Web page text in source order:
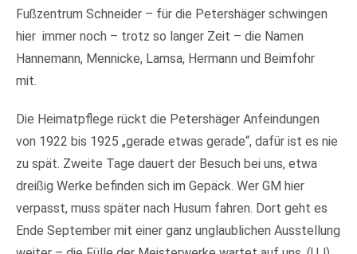
Fußzentrum Schneider – für die Petershäger schwingen
hier immer noch – trotz so langer Zeit – die Namen
Hannemann, Mennicke, Lamsa, Hermann und Beimfohr
mit.
Die Heimatpflege rückt die Petershäger Anfeindungen
von 1922 bis 1925 „gerade etwas gerade“, dafür ist es nie
zu spät. Zweite Tage dauert der Besuch bei uns, etwa
dreißig Werke befinden sich im Gepäck. Wer GM hier
verpasst, muss später nach Husum fahren. Dort geht es
Ende September mit einer ganz unglaublichen Ausstellung